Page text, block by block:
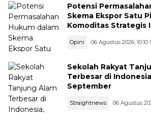
Potensi
Skema Ekspor Satu
Komoditas Strategis
Opini 06 Agustus 2026, 10:10
Sekolah Rakyat
Terbesar di
September
Straightnews 06 Agustus